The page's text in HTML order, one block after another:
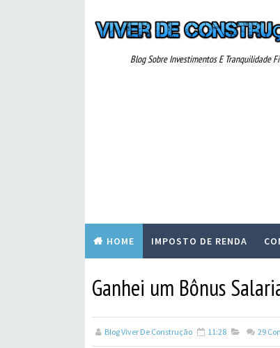
Blog Sobre Investimentos E Tranquilidade
HOME IMPOSTO DE RENDA
Ganhei um Bônus
Blog Viver De Construção 11:28 29